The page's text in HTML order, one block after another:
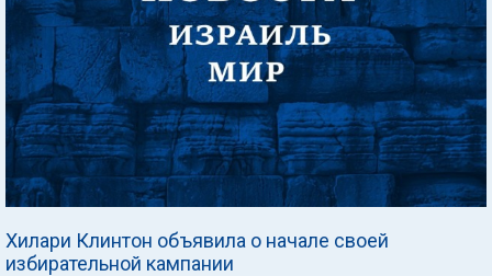
Хилари Клинтон объявила о начале своей
избирательной кампании